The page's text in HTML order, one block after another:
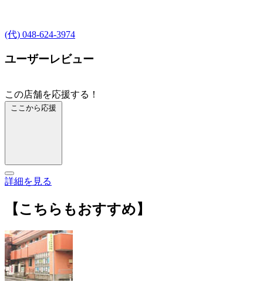
(代) 048-624-3974
ユーザーレビュー
この店舗を応援する！
ここから応援
詳細を見る
【こちらもおすすめ】